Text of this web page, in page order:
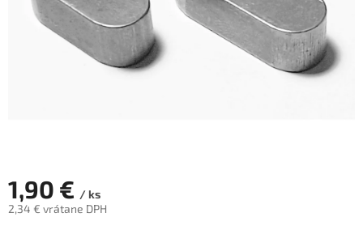
1,90 € / ks
2,34 € vrátane DPH